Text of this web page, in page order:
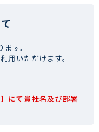
ます。
用いただけます。
にて貴社名及び部署